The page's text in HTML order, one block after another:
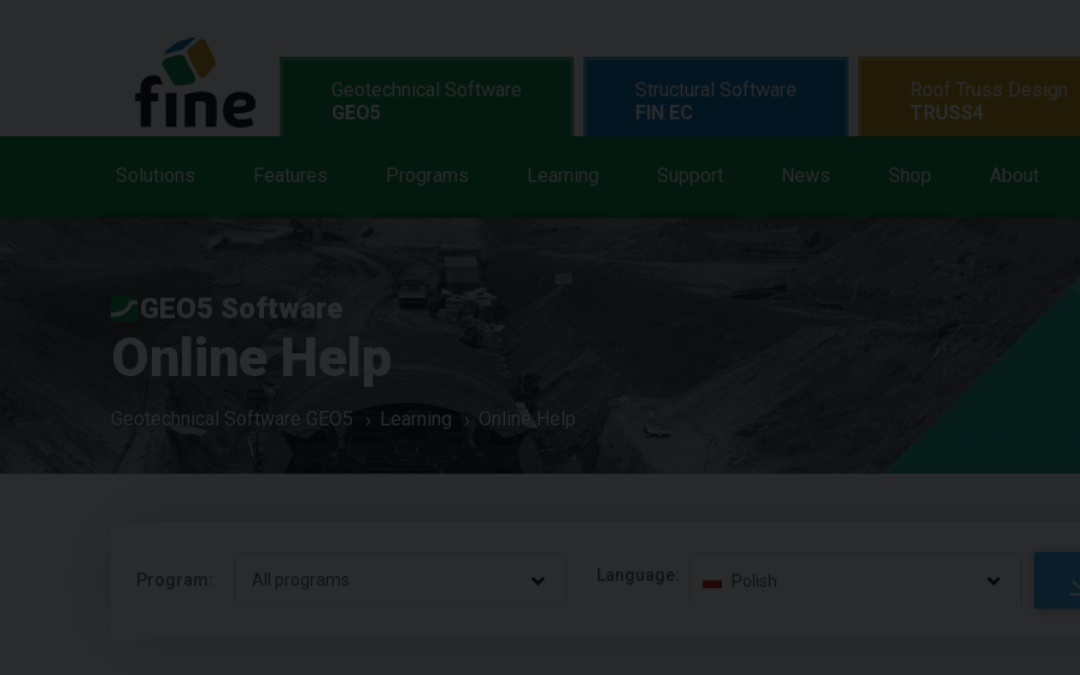
Geotechnical Software
GEO5
Solutions Features Programs Learning Support News Shop About
Structural Software
FIN EC
Roof Truss Design
TRUSS4
GEO5 Software
Online Help
Geotechnical Software GEO5 Learning Online Help
Program: All programs Language: Polish